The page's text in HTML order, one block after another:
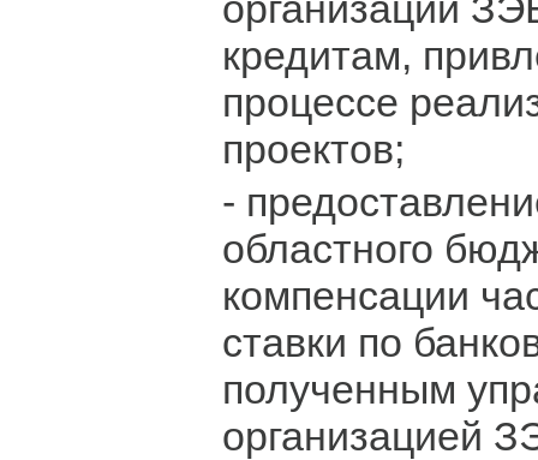
кредитам,
процессе
проектов;
-
областного
компенсации
ставки по
полученным
организацией